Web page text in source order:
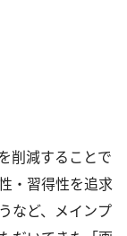
削減することで
・習得性を追求
など、メインプ